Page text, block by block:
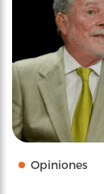
Opiniones